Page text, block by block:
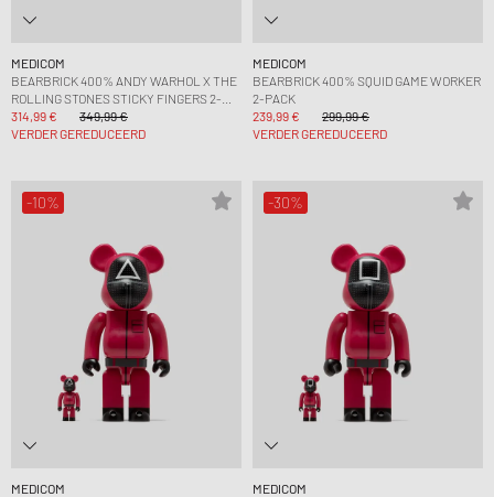
MEDICOM
BEARBRICK 400% ANDY WARHOL X THE
ROLLING STONES STICKY FINGERS 2-
PACK
314,99 €
349,99 €
VERDER GEREDUCEERD
MEDICOM
BEARBRICK 400% SQUID GAME WORKER
2-PACK
239,99 €
299,99 €
VERDER GEREDUCEERD
-10%
MEDICOM
-30%
MEDICOM